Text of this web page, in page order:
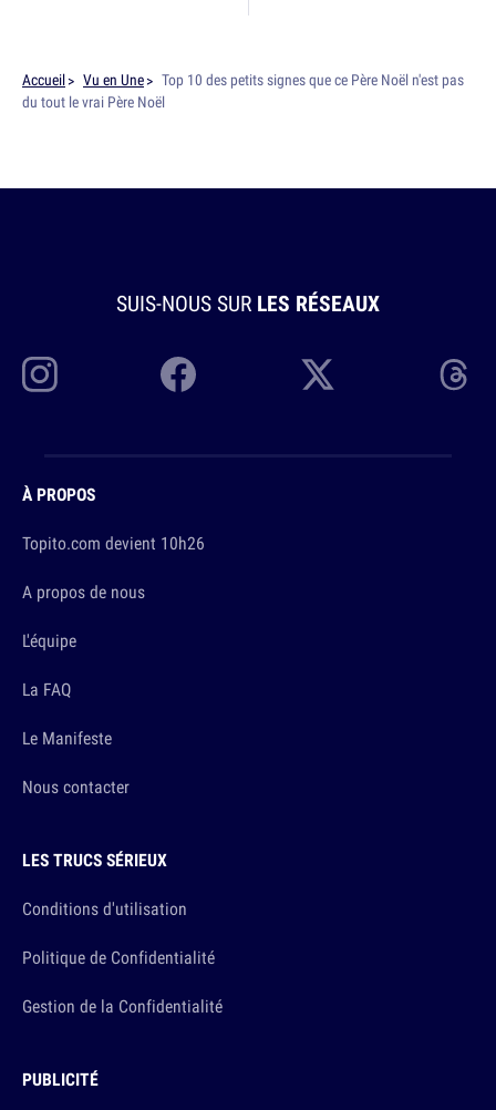
Accueil Vu en Une
Top 10 des petits signes que ce Père Noël n'est pas
du tout le vrai Père Noël
SUIS-NOUS SUR LES RÉSEAUX
À PROPOS
Topito.com devient 10h26
A propos de nous
L'équipe
La FAQ
Le Manifeste
Nous contacter
LES TRUCS SÉRIEUX
Conditions d'utilisation
Politique de Confidentialité
Gestion de la Confidentialité
PUBLICITÉ